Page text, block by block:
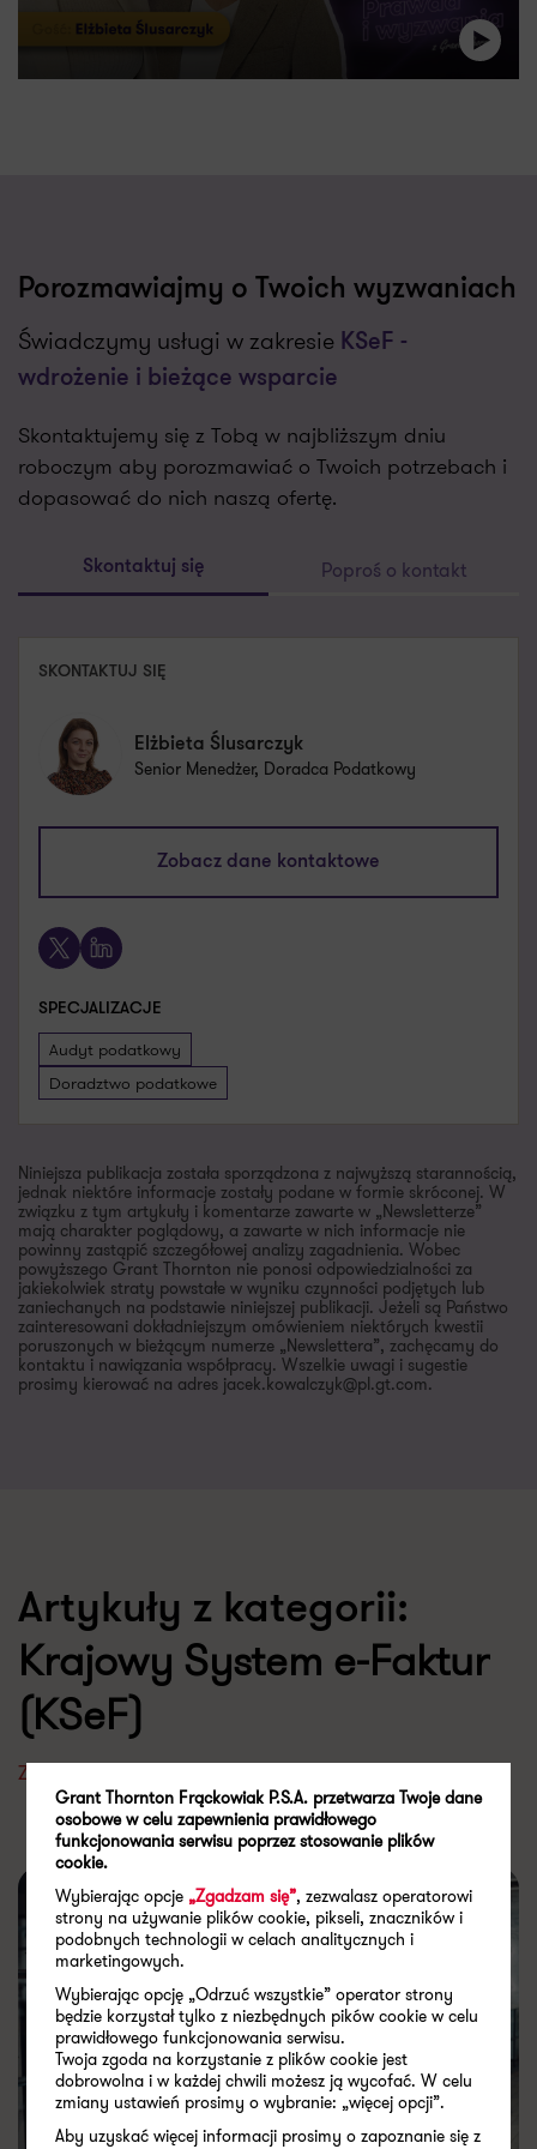
Porozmawiajmy o Twoich wyzwaniach
Świadczymy usługi w zakresie KSeF -
wdrożenie i bieżące wsparcie
Skontaktujemy się z Tobą w najbliższym dniu
roboczym aby porozmawiać o Twoich potrzebach i
dopasować do nich naszą ofertę.
Skontaktuj się Poproś o kontakt
SKONTAKTUJ SIĘ
Elżbieta Ślusarczyk
Senior Menedżer, Doradca Podatkowy
Zobacz dane kontaktowe
X LinkedIn
SPECJALIZACJE
Audyt podatkowy
Doradztwo podatkowe
Niniejsza publikacja została sporządzona z najwyższą starannością,
jednak niektóre informacje zostały podane w formie skróconej. W
związku z tym artykuły i komentarze zawarte w „Newsletterze”
mają charakter poglądowy, a zawarte w nich informacje nie
powinny zastąpić szczegółowej analizy zagadnienia. Wobec
powyższego Grant Thornton nie ponosi odpowiedzialności za
jakiekolwiek straty powstałe w wyniku czynności podjętych lub
zaniechanych na podstawie niniejszej publikacji. Jeżeli są Państwo
zainteresowani dokładniejszym omówieniem niektórych kwestii
poruszonych w bieżącym numerze „Newslettera”, zachęcamy do
kontaktu i nawiązania współpracy. Wszelkie uwagi i sugestie
prosimy kierować na adres jacek.kowalczyk@pl.gt.com.
Artykuły z kategorii:
Krajowy System e-Faktur
(KSeF)
Zobacz wszystkie
Grant Thornton Frąckowiak P.S.A. przetwarza Twoje dane
osobowe w celu zapewnienia prawidłowego
funkcjonowania serwisu poprzez stosowanie plików
cookie.
Wybierając opcje„Zgadzam się”, zezwalasz operatorowi
strony na używanie plików cookie, pikseli, znaczników i
podobnych technologii w celach analitycznych i
marketingowych.
Wybierając opcję „Odrzuć wszystkie” operator strony
będzie korzystał tylko z niezbędnych pików cookie w celu
prawidłowego funkcjonowania serwisu.
Twoja zgoda na korzystanie z plików cookie jest
dobrowolna i w każdej chwili możesz ją wycofać. W celu
zmiany ustawień prosimy o wybranie: „więcej opcji”.
Aby uzyskać więcej informacji prosimy o zapoznanie się z